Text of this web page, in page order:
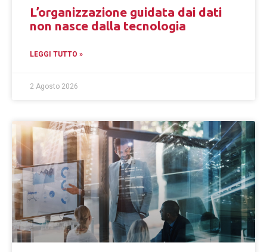
L’organizzazione guidata dai dati
non nasce dalla tecnologia
LEGGI TUTTO »
2 Agosto 2026